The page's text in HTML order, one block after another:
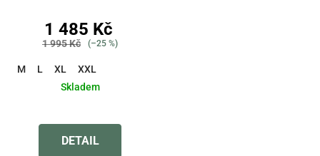
1 485 Kč
1 995 Kč (–25 %)
M L XL
XXL
Skladem
hodnocení
produktu
DETAIL